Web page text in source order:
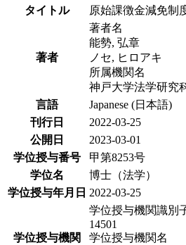
タイトル
原始課徴金減免制
著者
著者名
能勢, 弘章
ノセ, ヒロアキ
所属機関名
神戸大学法学研究
言語
Japanese (日本語)
刊行日
2022-03-25
公開日
2023-03-01
学位授与番号
甲第8253号
学位名
博士（法学）
学位授与年月日 2022-03-25
学位授与機関
学位授与機関識別
14501
学位授与機関名